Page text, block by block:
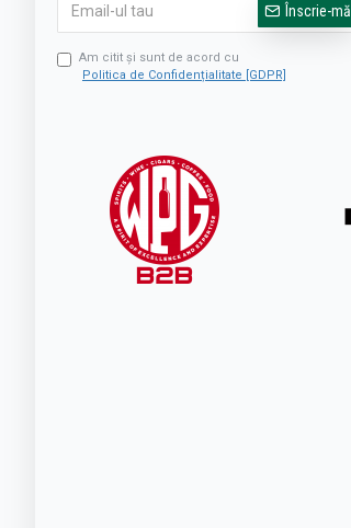
Înscrie-mă
Am citit şi sunt de acord cu
Politica de Confidențialitate [GDPR]